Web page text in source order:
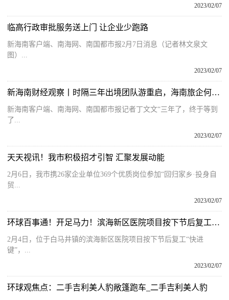
2023/02/07
临高行政审批服务送上门 让企业少跑路
新海南客户端、南海网、南国都市报2月7日消息（记者林文泉文
图）...
2023/02/07
新海南财经观察丨时隔三年出境团队游重启，海南旅企何时启航？
新海南客户端、南海网、南国都市报记者丁文文“三年了，终于等到
了...
2023/02/07
天天视讯！我市积极招才引智 汇聚发展动能
2月6日，我市携26家企业单位369个优质岗位参加“回归家乡·投身自
贸...
2023/02/07
环球百事通！开足马力！滨海新区医院项目按下节后复工“快进键”
2月4日，位于白马井镇的滨海新区医院项目按下节后复工“快进
键”，...
2023/02/07
环球观焦点：二手吉利美人豹敞篷跑车_二手吉利美人豹